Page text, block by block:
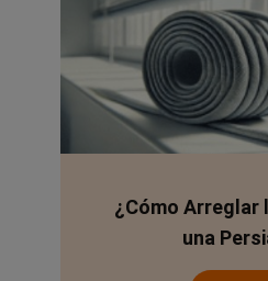
¿Cómo Arreglar
una